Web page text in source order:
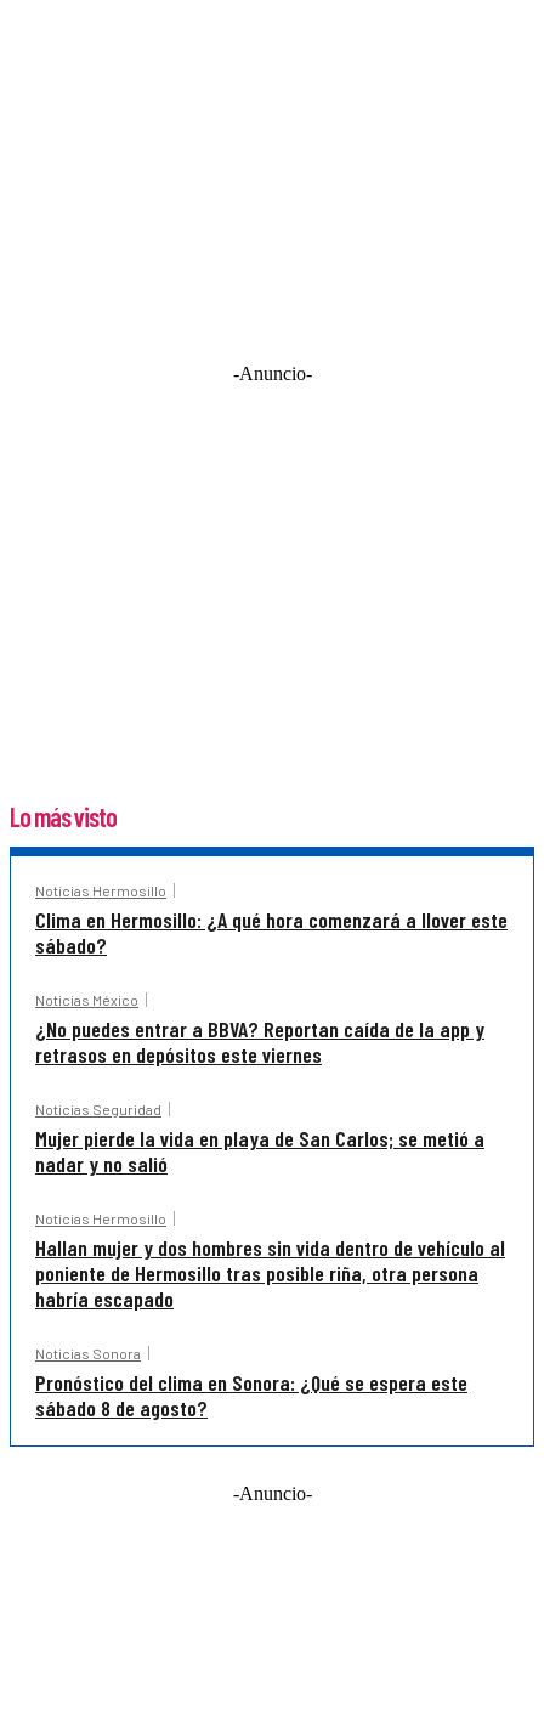
-Anuncio-
Lo más visto
Noticias Hermosillo
Clima en Hermosillo: ¿A qué hora comenzará a llover este
sábado?
Noticias México
¿No puedes entrar a BBVA? Reportan caída de la app y
retrasos en depósitos este viernes
Noticias Seguridad
Mujer pierde la vida en playa de San Carlos; se metió a
nadar y no salió
Noticias Hermosillo
Hallan mujer y dos hombres sin vida dentro de vehículo al
poniente de Hermosillo tras posible riña, otra persona
habría escapado
Noticias Sonora
Pronóstico del clima en Sonora: ¿Qué se espera este
sábado 8 de agosto?
-Anuncio-